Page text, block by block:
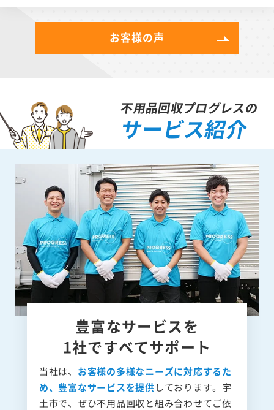
お客様の声
不用品回収プログレスの
サービス紹介
豊富なサービスを
1社ですべてサポート
当社は、 お客様の多様なニーズに対応するた
め、豊富なサービスを提供しております。宇
土市で、ぜひ不用品回収と組み合わせてご依